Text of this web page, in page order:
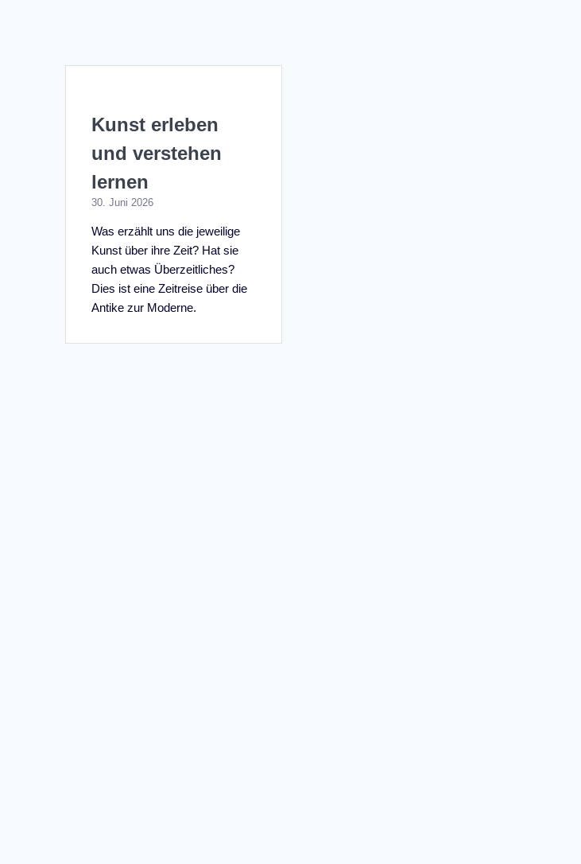
Kunst erleben
und verstehen
lernen
30. Juni 2026
Was erzählt uns die jeweilige
Kunst über ihre Zeit? Hat sie
auch etwas Überzeitliches?
Dies ist eine Zeitreise über die
Antike zur Moderne.